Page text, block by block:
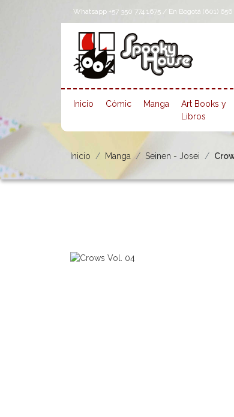
Whatsapp +57 350 774 1675 / En Bogotá (601)
Inicio Cómic Manga
Art Books y
Libros
Inicio Manga Seinen - Josei